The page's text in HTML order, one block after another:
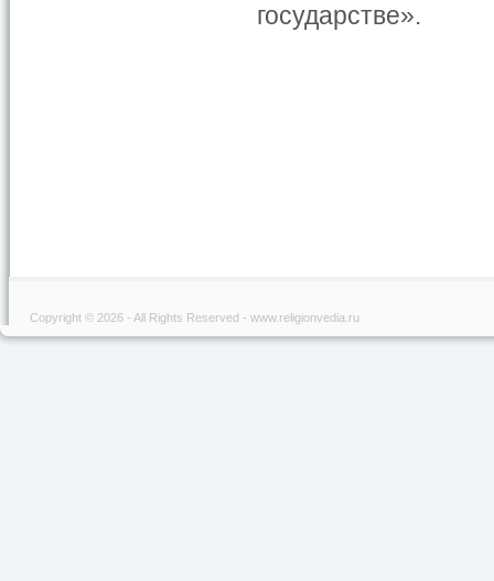
государстве».
Copyright © 2026 - All Rights Reserved - www.religionvedia.ru